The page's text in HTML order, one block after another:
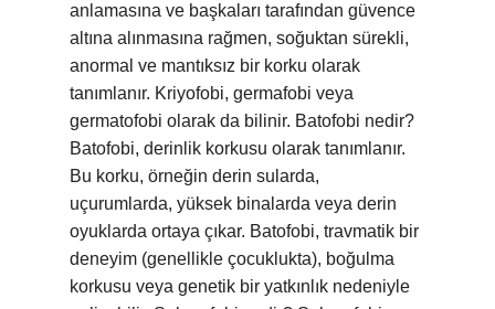
anlamasına ve başkaları tarafından güvence
altına alınmasına rağmen, soğuktan sürekli,
anormal ve mantıksız bir korku olarak
tanımlanır. Kriyofobi, germafobi veya
germatofobi olarak da bilinir. Batofobi nedir?
Batofobi, derinlik korkusu olarak tanımlanır.
Bu korku, örneğin derin sularda,
uçurumlarda, yüksek binalarda veya derin
oyuklarda ortaya çıkar. Batofobi, travmatik bir
deneyim (genellikle çocuklukta), boğulma
korkusu veya genetik bir yatkınlık nedeniyle